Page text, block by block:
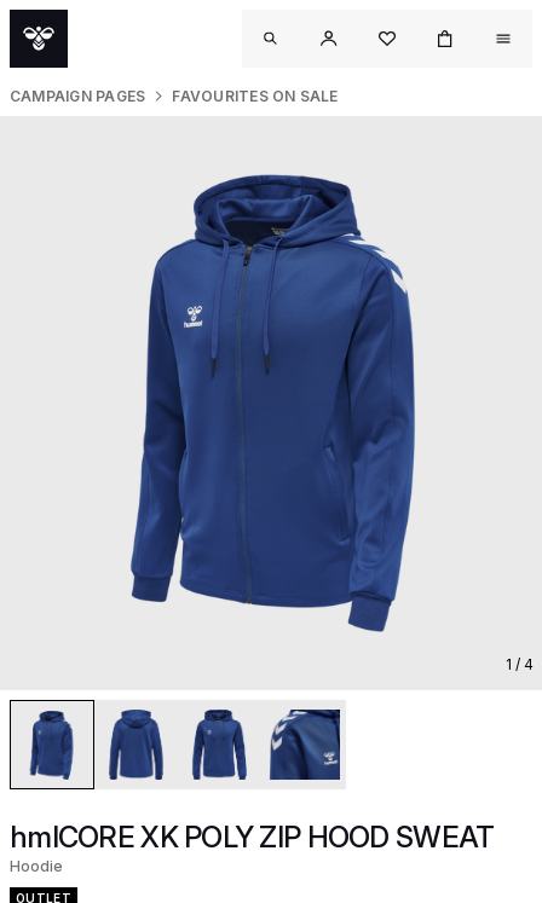
CAMPAIGN PAGES FAVOURITES ON SALE
1 / 4
hmlCORE XK POLY ZIP HOOD SWEAT
Hoodie
OUTLET